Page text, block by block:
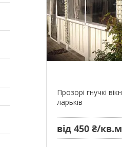
Прозорі гнучкі
ларьків
від 450 ₴/кв.м